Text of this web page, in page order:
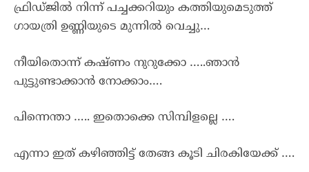
ഫ്രിഡ്ജിൽ നിന്ന് പച്ചക്കറിയും കത്തിയുമെടുത്ത്
ഗായത്രി ഉണ്ണിയുടെ മുന്നിൽ വെച്ചു…
നീയിതൊന്ന് കഷ്ണം നുറുക്കോ …..ഞാൻ
പുട്ടുണ്ടാക്കാൻ നോക്കാം….
പിന്നെന്താ ….. ഇതൊക്കെ സിമ്പിളല്ലെ ….
എന്നാ ഇത് കഴിഞ്ഞിട്ട് തേങ്ങ കൂടി ചിരകിയേക്ക് ….